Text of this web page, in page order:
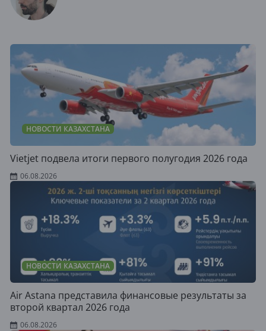
НОВОСТИ КАЗАХСТАНА
Vietjet подвела итоги первого полугодия 2026 года
06.08.2026
НОВОСТИ КАЗАХСТАНА
Air Astana представила финансовые результаты за
второй квартал 2026 года
06.08.2026